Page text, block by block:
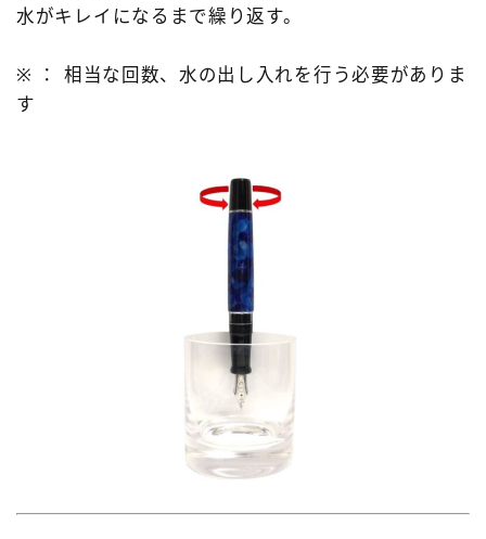
Follow Me
水がキレイになるまで繰り返す。
※ ： 相当な回数、水の出し入れを行う必要がありま
す